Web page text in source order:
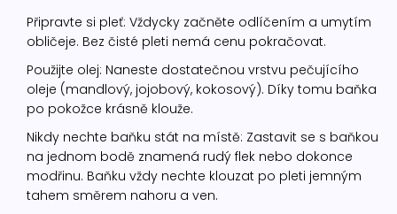
Připravte si pleť: Vždycky začněte odlíčením a umytím
obličeje. Bez čisté pleti nemá cenu pokračovat.
Použijte olej: Naneste dostatečnou vrstvu pečujícího
oleje (mandlový, jojobový, kokosový). Díky tomu baňka
po pokožce krásně klouže.
Nikdy nechte baňku stát na místě: Zastavit se s baňkou
na jednom bodě znamená rudý flek nebo dokonce
modřinu. Baňku vždy nechte klouzat po pleti jemným
tahem směrem nahoru a ven.